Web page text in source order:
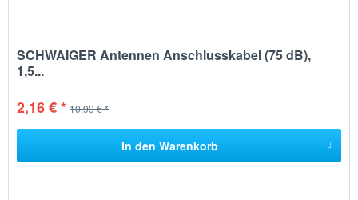
SCHWAIGER Antennen Anschlusskabel (75 dB),
1,5...
2,16 € * 10,99 € *
In den Warenkorb